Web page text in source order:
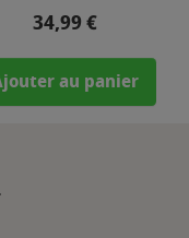
Prix
34,99 €
au panier